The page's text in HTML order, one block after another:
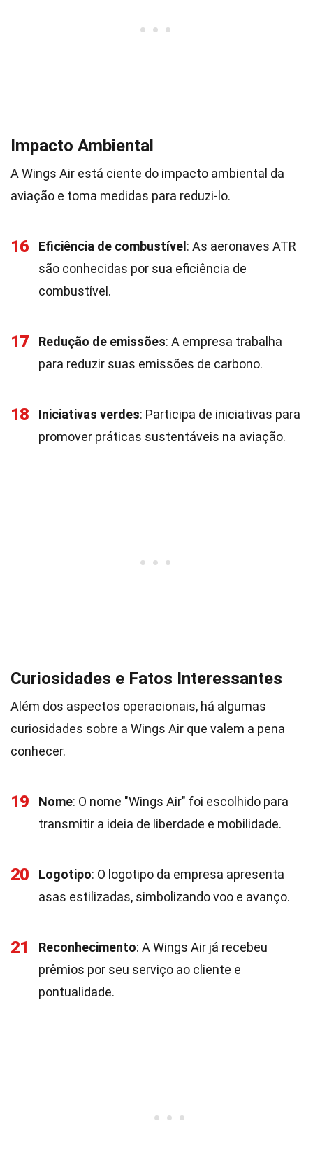
Impacto Ambiental
A Wings Air está ciente do impacto ambiental da
aviação e toma medidas para reduzi-lo.
16 Eficiência de combustível : As aeronaves ATR
são conhecidas por sua eficiência de
combustível.
17 Redução de emissões: A empresa trabalha
para reduzir suas emissões de carbono.
18 Iniciativas verdes: Participa de iniciativas para
promover práticas sustentáveis na aviação.
Curiosidades e Fatos Interessantes
Além dos aspectos operacionais, há algumas
curiosidades sobre a Wings Air que valem a pena
conhecer.
19 Nome: O nome "Wings Air" foi escolhido para
transmitir a ideia de liberdade e mobilidade.
20 Logotipo: O logotipo da empresa apresenta
asas estilizadas, simbolizando voo e avanço.
21 Reconhecimento: A Wings Air já recebeu
prêmios por seu serviço ao cliente e
pontualidade.